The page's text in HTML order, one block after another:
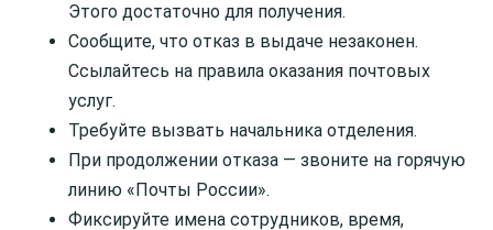
Этого достаточно для получения.
Сообщите, что отказ в выдаче незаконен.
Ссылайтесь на правила оказания почтовых
услуг.
Требуйте вызвать начальника отделения.
При продолжении отказа — звоните на горячую
линию «Почты России».
Фиксируйте имена сотрудников, время,